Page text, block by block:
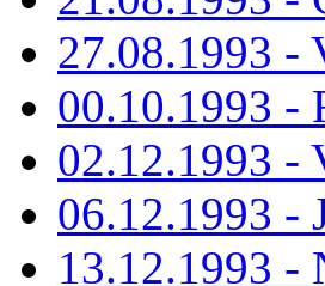
27.08.1993 -
00.10.1993 -
02.12.1993 -
06.12.1993 -
13.12.1993 -